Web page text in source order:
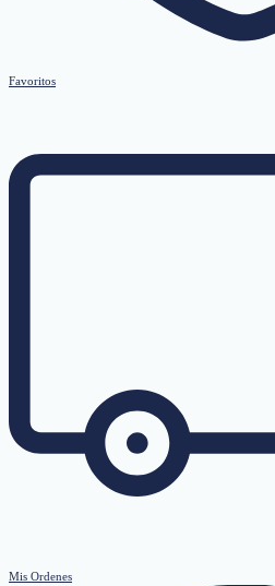
Favoritos
Mis Ordenes